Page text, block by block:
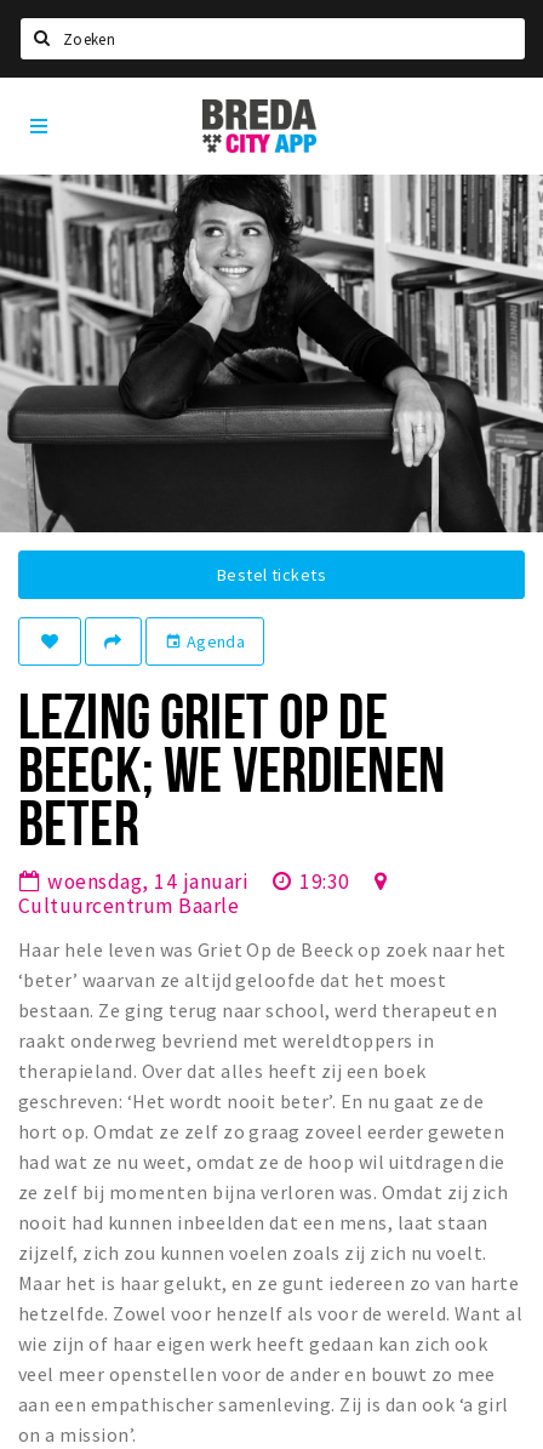
Home
Agenda
Deals
Party pics
Nieuws, interviews & blogs
Eten
Slapen
Recreatief
Winkels
Parkeren
Musea, theaters & podia
Uitjes & activiteiten
Toeristische routes
Natuurgebieden
Baroniepoorten
Sport
Privacy
Inloggen
Breda
City
App
Bestel tickets
event Agenda
LEZING GRIET OP DE
BEECK; WE VERDIENEN
BETER
woensdag, 14 januari
19:30
Cultuurcentrum Baarle
Haar hele leven was Griet Op de Beeck op zoek naar het
‘beter’ waarvan ze altijd geloofde dat het moest
bestaan. Ze ging terug naar school, werd therapeut en
raakt onderweg bevriend met wereldtoppers in
therapieland. Over dat alles heeft zij een boek
geschreven: ‘Het wordt nooit beter’. En nu gaat ze de
hort op. Omdat ze zelf zo graag zoveel eerder geweten
had wat ze nu weet, omdat ze de hoop wil uitdragen die
ze zelf bij momenten bijna verloren was. Omdat zij zich
nooit had kunnen inbeelden dat een mens, laat staan
zijzelf, zich zou kunnen voelen zoals zij zich nu voelt.
Maar het is haar gelukt, en ze gunt iedereen zo van harte
hetzelfde. Zowel voor henzelf als voor de wereld. Want al
wie zijn of haar eigen werk heeft gedaan kan zich ook
veel meer openstellen voor de ander en bouwt zo mee
aan een empathischer samenleving. Zij is dan ook ‘a girl
on a mission’.